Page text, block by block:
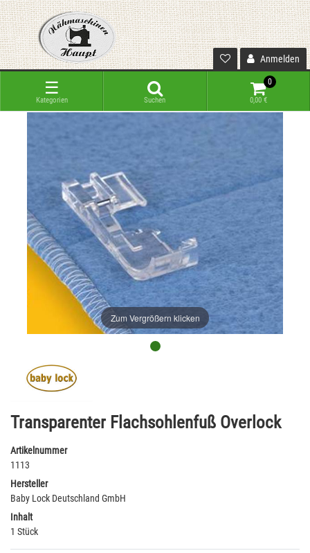
Anmelden
☰
Kategorien Suchen
0
0,00 €
Zum Vergrößern klicken
Transparenter Flachsohlenfuß Overlock
Artikelnummer
1113
Hersteller
Baby Lock Deutschland GmbH
Inhalt
1 Stück